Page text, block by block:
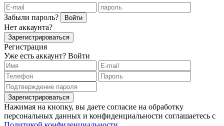
Забыли пароль? Войти
Нет аккаунта?
Зарегистрироваться
Регистрация
Уже есть аккаунт? Войти
Зарегистрироваться
Нажимая на кнопку, вы даете согласие на обработку
персональных данных и конфиденциальности соглашаетесь с